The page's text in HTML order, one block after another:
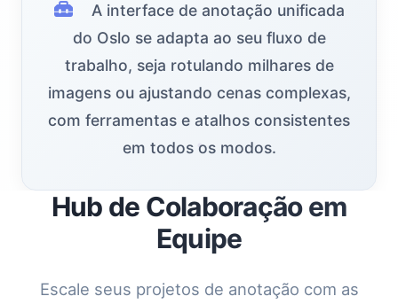
A interface de anotação unificada
do Oslo se adapta ao seu fluxo de
trabalho, seja rotulando milhares de
imagens ou ajustando cenas complexas,
com ferramentas e atalhos consistentes
em todos os modos.
Hub de Colaboração em
Equipe
Escale seus projetos de anotação com as